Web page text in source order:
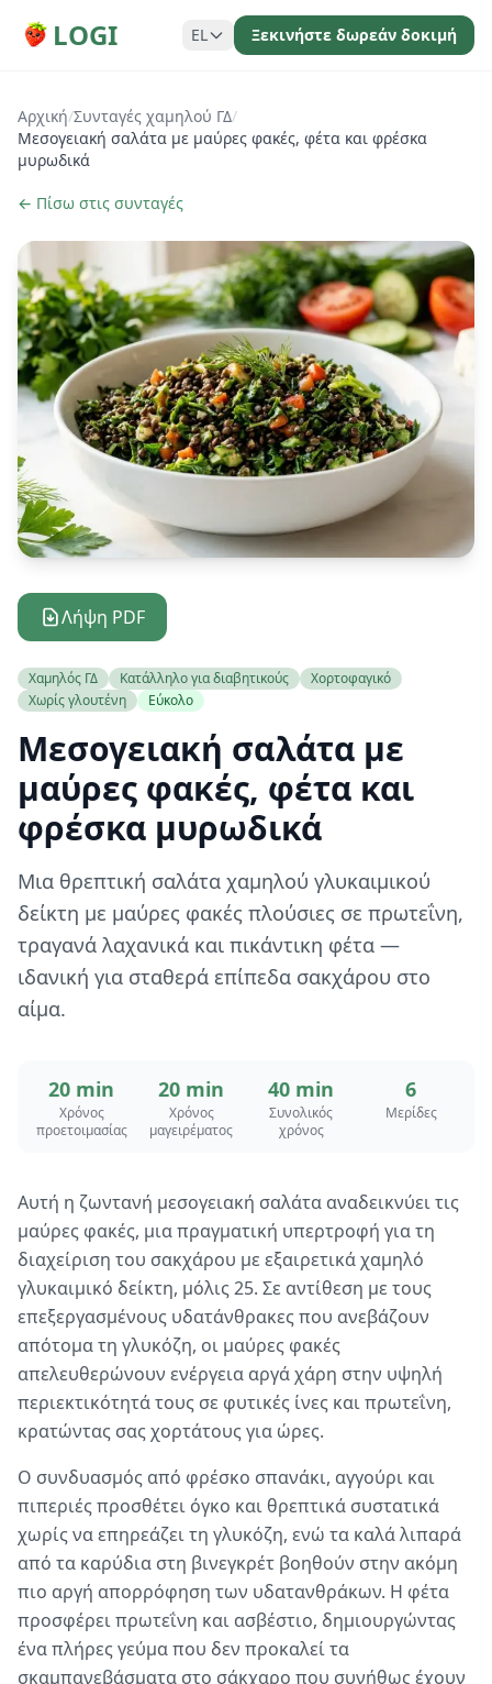
LOGI EL Ξεκινήστε δωρεάν δοκιμή
Αρχική/Συνταγές χαμηλού ΓΔ/
Μεσογειακή σαλάτα με μαύρες φακές, φέτα και φρέσκα
μυρωδικά
← Πίσω στις συνταγές
Λήψη PDF
Χαμηλός ΓΔ Κατάλληλο για διαβητικούς
Χορτοφαγικό
Χωρίς γλουτένη
Εύκολο
Μεσογειακή σαλάτα με
μαύρες φακές, φέτα και
φρέσκα μυρωδικά
Μια θρεπτική σαλάτα χαμηλού γλυκαιμικού
δείκτη με μαύρες φακές πλούσιες σε πρωτεΐνη,
τραγανά λαχανικά και πικάντικη φέτα —
ιδανική για σταθερά επίπεδα σακχάρου στο
αίμα.
20 min
Χρόνος
προετοιμασίας
20 min
Χρόνος
μαγειρέματος
40 min
Συνολικός
χρόνος
6
Μερίδες
Αυτή η ζωντανή μεσογειακή σαλάτα αναδεικνύει τις
μαύρες φακές, μια πραγματική υπερτροφή για τη
διαχείριση του σακχάρου με εξαιρετικά χαμηλό
γλυκαιμικό δείκτη, μόλις 25. Σε αντίθεση με τους
επεξεργασμένους υδατάνθρακες που ανεβάζουν
απότομα τη γλυκόζη, οι μαύρες φακές
απελευθερώνουν ενέργεια αργά χάρη στην υψηλή
περιεκτικότητά τους σε φυτικές ίνες και πρωτεΐνη,
κρατώντας σας χορτάτους για ώρες.
Ο συνδυασμός από φρέσκο σπανάκι, αγγούρι και
πιπεριές προσθέτει όγκο και θρεπτικά συστατικά
χωρίς να επηρεάζει τη γλυκόζη, ενώ τα καλά λιπαρά
από τα καρύδια στη βινεγκρέτ βοηθούν στην ακόμη
πιο αργή απορρόφηση των υδατανθράκων. Η φέτα
προσφέρει πρωτεΐνη και ασβέστιο, δημιουργώντας
ένα πλήρες γεύμα που δεν προκαλεί τα
σκαμπανεβάσματα στο σάκχαρο που συνήθως έχουν